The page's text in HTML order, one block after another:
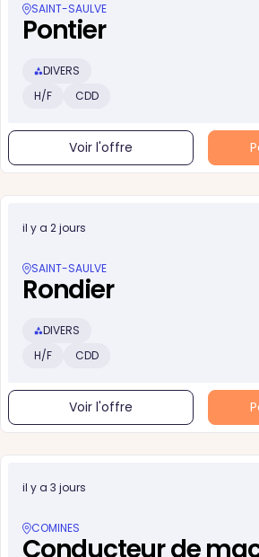
SAINT-SAULVE
Pontier
DIVERS
H/F
CDD
Voir l'offre
il y a 2 jours
SAINT-SAULVE
Rondier
DIVERS
H/F
CDD
Voir l'offre
il y a 3 jours
COMINES
Conducteur de